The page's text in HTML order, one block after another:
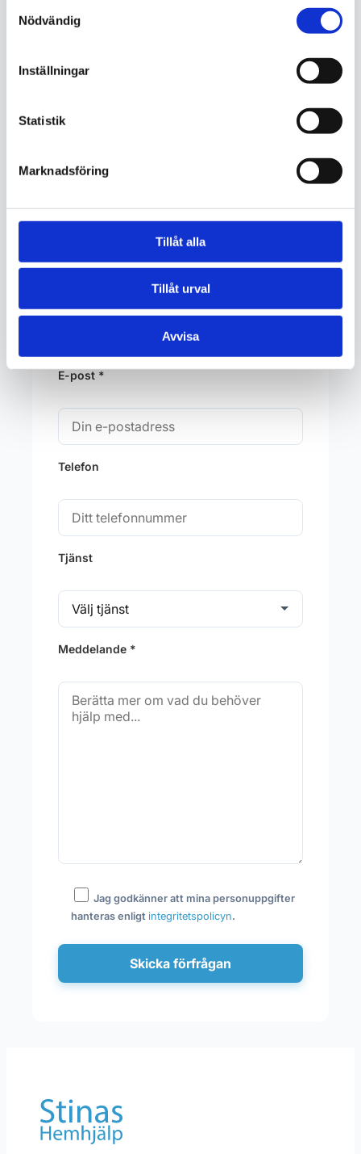
Nödvändig
Inställningar
Statistik
Marknadsföring
Tillåt alla
Tillåt urval
Avvisa
städlösning som passar dig bäst.
Kontakta oss Ring 070-228 43 31
Skicka en förfrågan
E-post *
Telefon
Tjänst
Meddelande *
Jag godkänner att mina personuppgifter
hanteras enligt integritetspolicyn.